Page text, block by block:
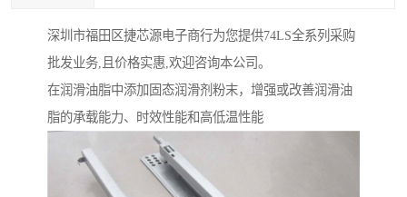
深圳市福田区捷芯源电子商行为您提供74LS全系列采购
批发业务,且价格实惠,欢迎咨询本公司。
在润滑油脂中添加固态润滑剂粉末，增强或改善润滑油
脂的承载能力、时效性能和高低温性能